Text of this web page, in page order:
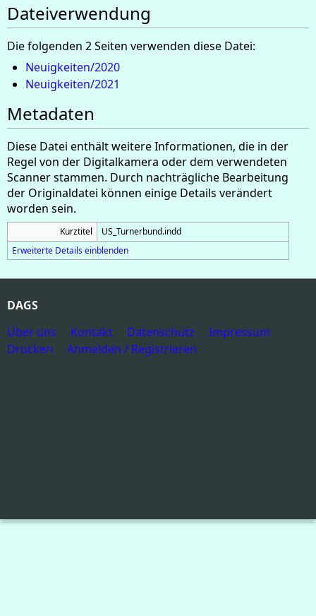
Dateiverwendung
Die folgenden 2 Seiten verwenden diese Datei:
Neuigkeiten/2020
Neuigkeiten/2021
Metadaten
Diese Datei enthält weitere Informationen, die in der
Regel von der Digitalkamera oder dem verwendeten
Scanner stammen. Durch nachträgliche Bearbeitung
der Originaldatei können einige Details verändert
worden sein.
Kurztitel
US_Turnerbund.indd
Erweiterte Details einblenden
DAGS
Über uns
Kontakt Datenschutz
Impressum
Drucken
Anmelden / Registrieren